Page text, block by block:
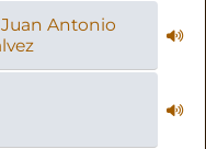
Juan Antonio